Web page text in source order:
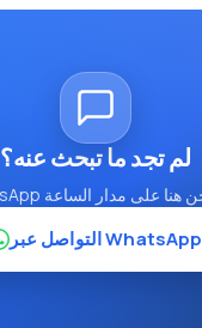
لم تجد ما تبحث عنه؟
التواصل عبر WhatsApp